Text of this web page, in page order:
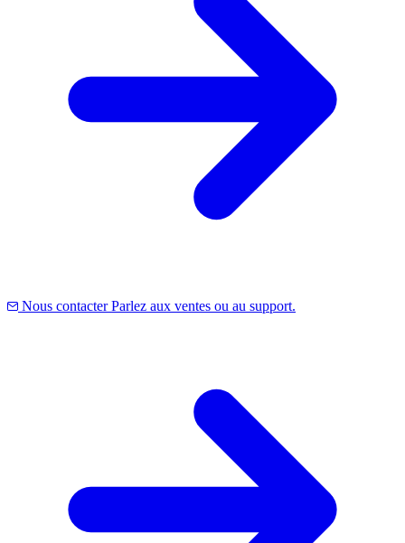
Nous contacter Parlez aux ventes ou au support.